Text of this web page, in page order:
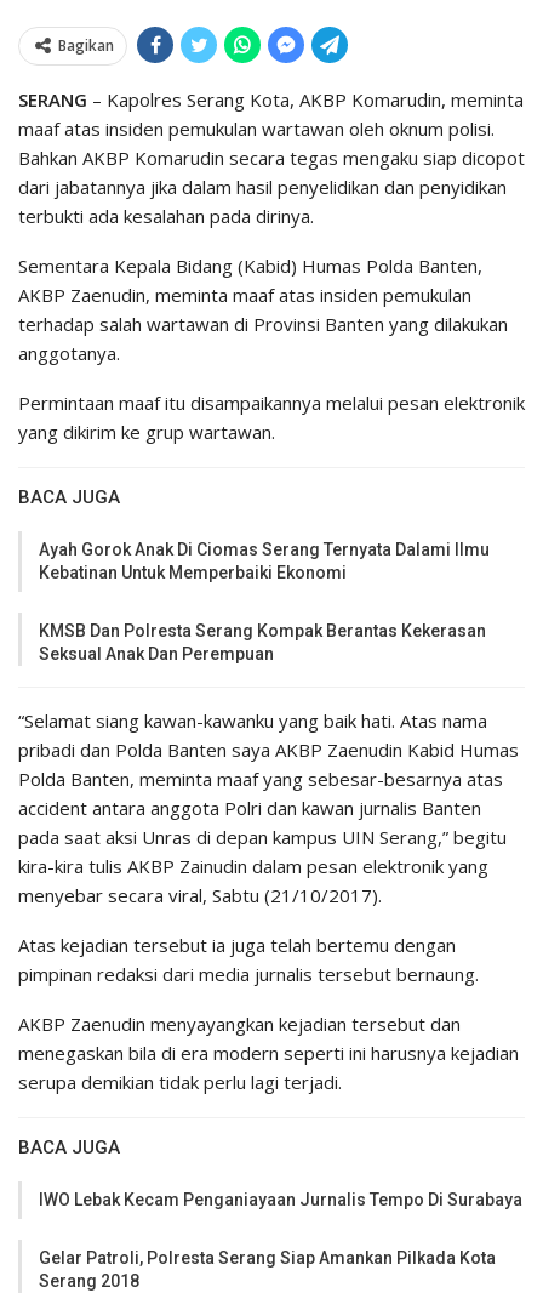
Bagikan
SERANG – Kapolres Serang Kota, AKBP Komarudin, meminta
maaf atas insiden pemukulan wartawan oleh oknum polisi.
Bahkan AKBP Komarudin secara tegas mengaku siap dicopot
dari jabatannya jika dalam hasil penyelidikan dan penyidikan
terbukti ada kesalahan pada dirinya.
Sementara Kepala Bidang (Kabid) Humas Polda Banten,
AKBP Zaenudin, meminta maaf atas insiden pemukulan
terhadap salah wartawan di Provinsi Banten yang dilakukan
anggotanya.
Permintaan maaf itu disampaikannya melalui pesan elektronik
yang dikirim ke grup wartawan.
BACA JUGA
Ayah Gorok Anak Di Ciomas Serang Ternyata Dalami Ilmu
Kebatinan Untuk Memperbaiki Ekonomi
KMSB Dan Polresta Serang Kompak Berantas Kekerasan
Seksual Anak Dan Perempuan
“Selamat siang kawan-kawanku yang baik hati. Atas nama
pribadi dan Polda Banten saya AKBP Zaenudin Kabid Humas
Polda Banten, meminta maaf yang sebesar-besarnya atas
accident antara anggota Polri dan kawan jurnalis Banten
pada saat aksi Unras di depan kampus UIN Serang,” begitu
kira-kira tulis AKBP Zainudin dalam pesan elektronik yang
menyebar secara viral, Sabtu (21/10/2017).
Atas kejadian tersebut ia juga telah bertemu dengan
pimpinan redaksi dari media jurnalis tersebut bernaung.
AKBP Zaenudin menyayangkan kejadian tersebut dan
menegaskan bila di era modern seperti ini harusnya kejadian
serupa demikian tidak perlu lagi terjadi.
BACA JUGA
IWO Lebak Kecam Penganiayaan Jurnalis Tempo Di Surabaya
Gelar Patroli, Polresta Serang Siap Amankan Pilkada Kota
Serang 2018